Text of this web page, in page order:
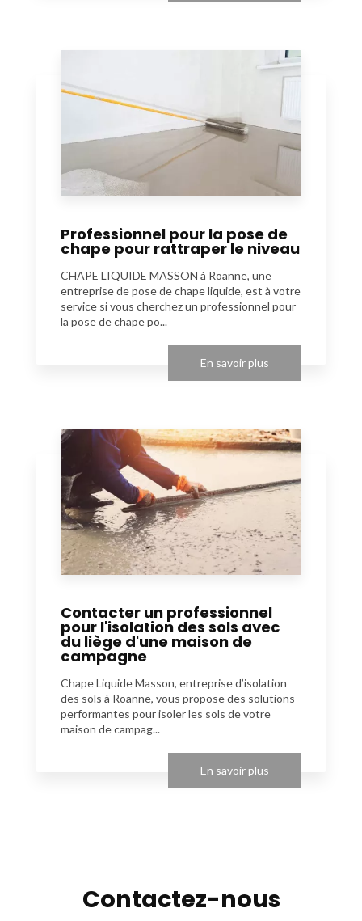
Professionnel pour la pose de
chape pour rattraper le niveau
CHAPE LIQUIDE MASSON à Roanne, une
entreprise de pose de chape liquide, est à votre
service si vous cherchez un professionnel pour
la pose de chape po...
En savoir plus
Contacter un professionnel
pour l'isolation des sols avec
du liège d'une maison de
campagne
Chape Liquide Masson, entreprise d’isolation
des sols à Roanne, vous propose des solutions
performantes pour isoler les sols de votre
maison de campag...
En savoir plus
Contactez-nous